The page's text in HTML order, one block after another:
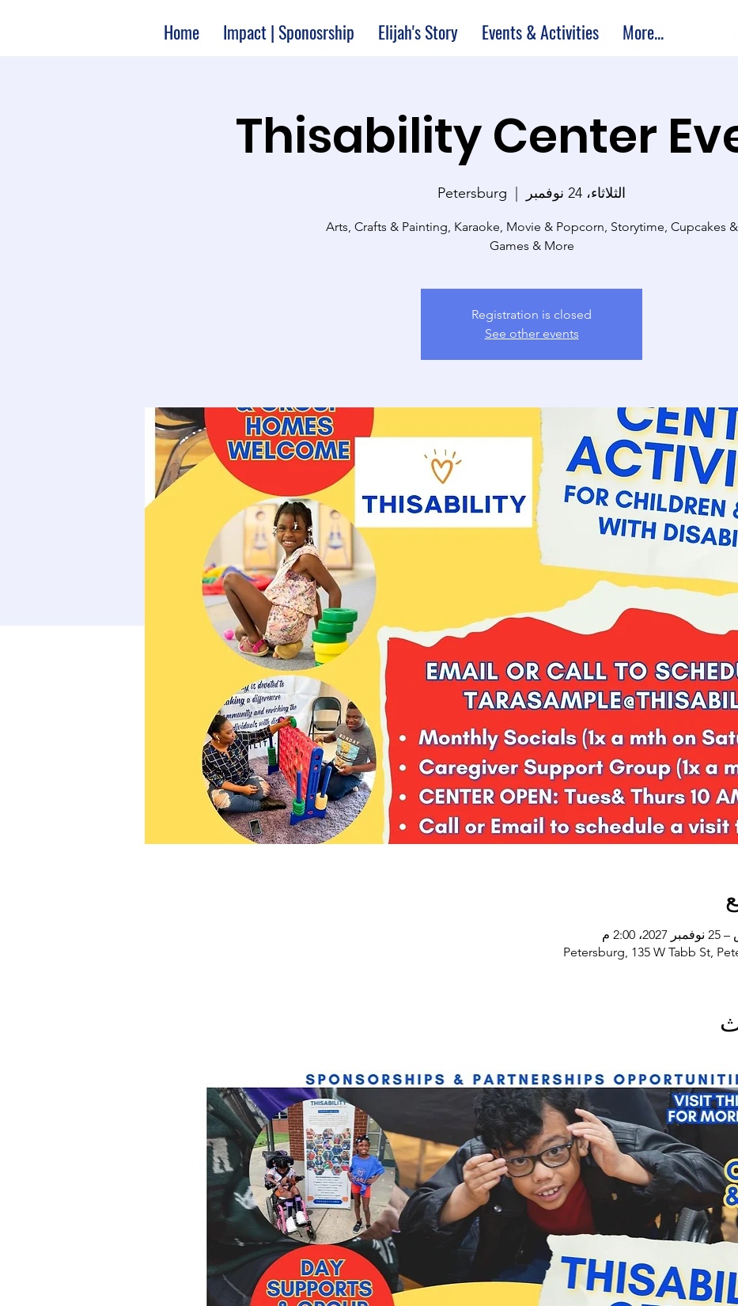
Home Impact | Sponosrship Elijah's Story Events & Activities More...
Thisability Center
الثلاثاء، 24 نوفمبر
  |
Petersburg
Arts, Crafts & Painting, Karaoke, Movie & Popcorn, Storytime, Cupcakes &
Games & More
Registration is closed
See other events
Petersburg, 135 W Tabb St,